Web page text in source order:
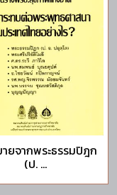
ยจากพระธรรมปิฎก
(ป. ...